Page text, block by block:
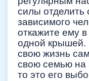
силы отделить
зависимого
откажите ему
одной крышей.
свою жизнь
свою семью на
то это его